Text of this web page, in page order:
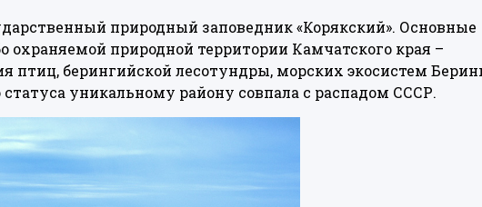
природный заповедник «Корякский». Основные
охраняемой природной территории Камчатского края –
птиц, берингийской лесотундры, морских экосистем
уникальному району совпала с распадом СССР.